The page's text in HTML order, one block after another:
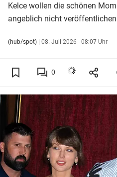
Kelce wollen die schönen
angeblich nicht
(hub/spot) | 08. Juli 2026 - 08:07 Uhr
0